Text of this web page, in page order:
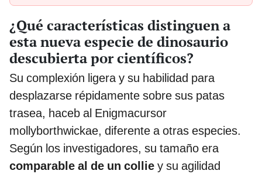
¿Qué características distinguen a
esta nueva especie de dinosaurio
descubierta por científicos?
Su complexión ligera y su habilidad para
desplazarse répidamente sobre sus patas
trasea, haceb al Enigmacursor
mollyborthwickae, diferente a otras especies.
Según los investigadores, su tamaño era
comparable al de un collie y su agilidad